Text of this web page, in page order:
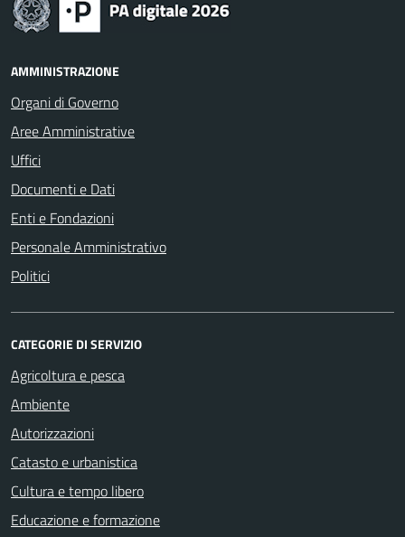
AMMINISTRAZIONE
Organi di Governo
Aree Amministrative
Uffici
Documenti e Dati
Enti e Fondazioni
Personale Amministrativo
Politici
CATEGORIE DI SERVIZIO
Agricoltura e pesca
Ambiente
Autorizzazioni
Catasto e urbanistica
Cultura e tempo libero
Educazione e formazione